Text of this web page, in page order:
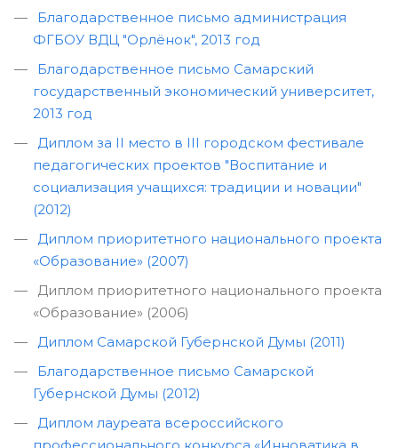
Благодарственное письмо администрация
ФГБОУ ВДЦ "Орлёнок", 2013 год
Благодарственное письмо Самарский
государственный экономический университет,
2013 год
Диплом за II место в III городском фестивале
педагогических проектов "Воспитание и
социализация учащихся: традиции и новации"
(2012)
Диплом приоритетного национального проекта
«Образование» (2007)
Диплом приоритетного национального проекта
«Образование» (2006)
Диплом Самарской Губернской Думы (2011)
Благодарственное письмо Самарской
Губернской Думы (2012)
Диплом лауреата всероссийского